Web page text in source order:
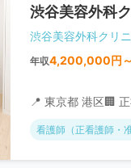
渋谷美容外科
渋谷美容外科クリ
年収4,200,000円～
📍 東京都 港区🏢
看護師（正看護師・